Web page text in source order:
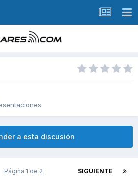
a esta discusión
SIGUIENTE
Página 1 de 2